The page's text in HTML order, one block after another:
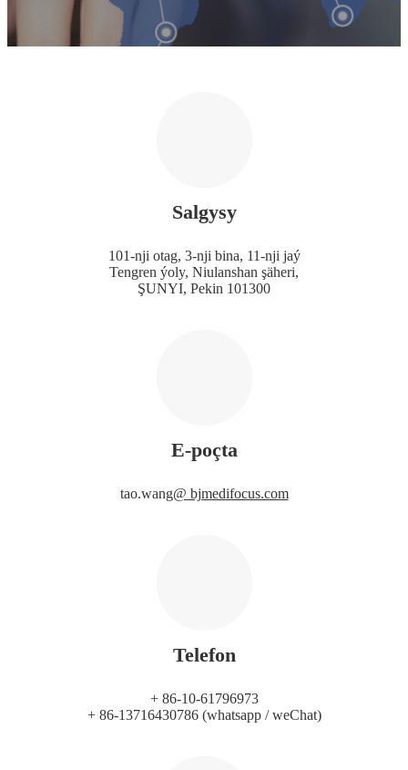
Salgysy
101-nji otag, 3-nji bina, 11-nji jaý
Tengren ýoly, Niulanshan şäheri,
ŞUNYI, Pekin 101300
E-poçta
tao.wang@ bjmedifocus.com
Telefon
+ 86-10-61796973
+ 86-13716430786 (whatsapp / weChat)